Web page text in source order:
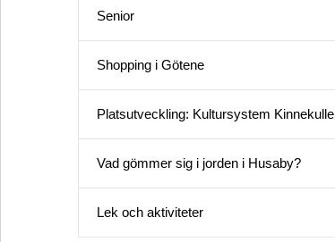
Senior
Shopping i Götene
Platsutveckling: Kultursystem Kinnekulle
Vad gömmer sig i jorden i Husaby?
Lek och aktiviteter